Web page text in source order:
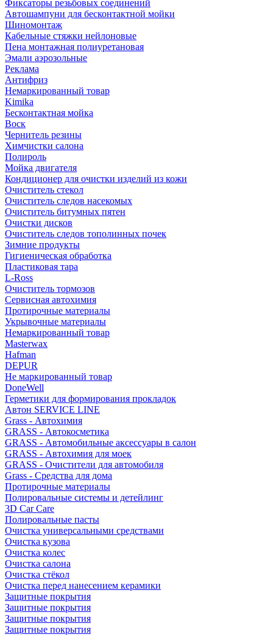
Фиксаторы резьбовых соединений
Автошампуни для бесконтактной мойки
Шиномонтаж
Кабельные стяжки нейлоновые
Пена монтажная полиуретановая
Эмали аэрозольные
Реклама
Антифриз
Немаркированный товар
Kimika
Бесконтактная мойка
Воск
Чернитель резины
Химчистки салона
Полироль
Мойка двигателя
Кондиционер для очистки изделий из кожи
Очиститель стекол
Очиститель следов насекомых
Очиститель битумных пятен
Очистки дисков
Очиститель следов тополинных почек
Зимние продукты
Гигиеническая обработка
Пластиковая тара
L-Ross
Очиститель тормозов
Сервисная автохимия
Протирочные материалы
Укрывочные материалы
Немаркированный товар
Masterwax
Hafman
DEPUR
Не маркированный товар
DoneWell
Герметики для формирования прокладок
Автон SERVICE LINE
Grass - Автохимия
GRASS - Автокосметика
GRASS - Автомобильные аксессуары в салон
GRASS - Автохимия для моек
GRASS - Очистители для автомобиля
Grass - Средства для дома
Протирочные материалы
Полировальные системы и детейлинг
3D Car Care
Полировальные пасты
Очистка универсальными средствами
Очистка кузова
Очистка колес
Очистка салона
Очистка стёкол
Очистка перед нанесением керамики
Защитные покрытия
Защитные покрытия
Защитные покрытия
Защитные покрытия